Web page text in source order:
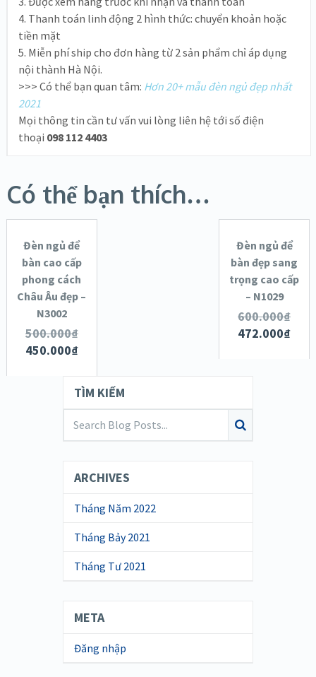
4. Thanh toán linh động 2 hình thức: chuyển khoản hoặc
tiền mặt
5. Miễn phí ship cho đơn hàng từ 2 sản phẩm chỉ áp dụng
nội thành Hà Nội.
>>> Có thể bạn quan tâm: Hơn 20+ mẫu đèn ngủ đẹp nhất
2021
Mọi thông tin cần tư vấn vui lòng liên hệ tới số điện
thoại 098 112 4403
Có thể bạn thích…
SALE!
XEM NHANH
CHI TIẾT
THÊM
VÀO GIỎ
HÀNG
Đèn ngủ để
bàn cao cấp
phong cách
Châu Âu đẹp –
N3002
500.000₫
450.000₫
SALE!
OUT OF
STOCK
XEM NHANH
CHI TIẾT
TIẾP
Đèn ngủ để
bàn đẹp sang
trọng cao cấp
– N1029
600.000₫
472.000₫
TÌM KIẾM
ARCHIVES
Tháng Năm 2022
Tháng Bảy 2021
Tháng Tư 2021
META
Đăng nhập